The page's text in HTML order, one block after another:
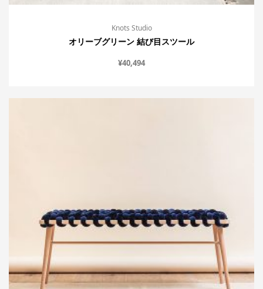
Knots Studio
オリーブグリーン 結び目スツール
¥40,494